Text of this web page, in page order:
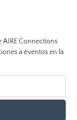
Connections
a eventos en la